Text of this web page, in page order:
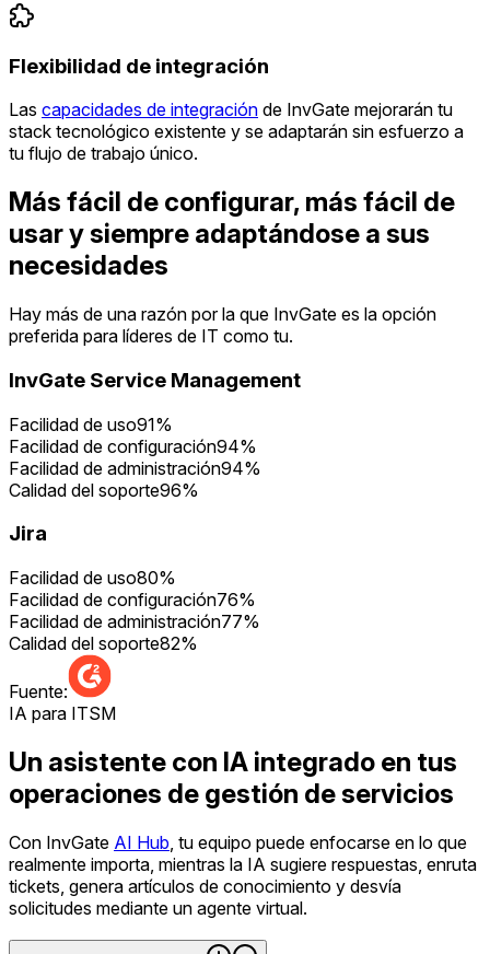
Flexibilidad de integración
Las capacidades de integración de InvGate mejorarán tu
stack tecnológico existente y se adaptarán sin esfuerzo a
tu flujo de trabajo único.
Más fácil de configurar, más fácil de
usar y siempre adaptándose a sus
necesidades
Hay más de una razón por la que InvGate es la opción
preferida para líderes de IT como tu.
InvGate Service Management
Facilidad de uso91%
Facilidad de configuración94%
Facilidad de administración94%
Calidad del soporte96%
Jira
Facilidad de uso80%
Facilidad de configuración76%
Facilidad de administración77%
Calidad del soporte82%
Fuente:
IA para ITSM
Un asistente con IA integrado en tus
operaciones de gestión de servicios
Con InvGate AI Hub , tu equipo puede enfocarse en lo que
realmente importa, mientras la IA sugiere respuestas, enruta
tickets, genera artículos de conocimiento y desvía
solicitudes mediante un agente virtual.